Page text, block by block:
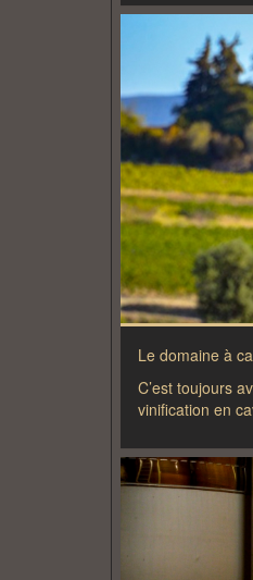
Le domaine à
C’est toujours
vinification en